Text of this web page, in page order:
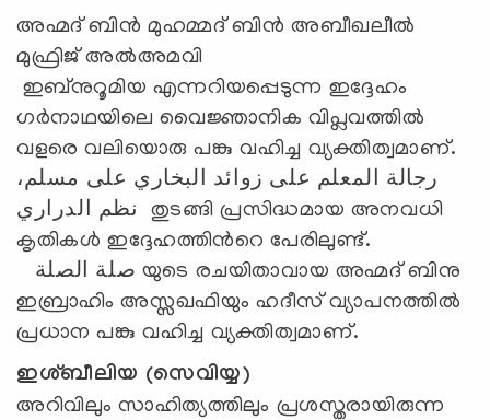
അഹ്മദ് ബിൻ മുഹമ്മദ് ബിൻ അബീഖലീൽ
മുഫ്രിജ് അൽഅമവി
ഇബ്നുറൂമിയ എന്നറിയപ്പെടുന്ന ഇദ്ദേഹം
ഗർനാഥയിലെ വൈജ്ഞാനിക വിപ്ലവത്തിൽ
വളരെ വലിയൊരു പങ്കു വഹിച്ച വ്യക്തിത്വമാണ്.
رجالة المعلم على زوائد البخاري على مسلم،
نظم الدراري തുടങ്ങി പ്രസിദ്ധമായ അനവധി
കൃതികൾ ഇദ്ദേഹത്തിൻറെ പേരിലുണ്ട്.
ഇബ്രാഹിം അസ്സഖഫിയും ഹദീസ് വ്യാപനത്തിൽ
പ്രധാന പങ്കു വഹിച്ച വ്യക്തിത്വമാണ്.
ഇശ്ബീലിയ (സെവിയ്യ)
അറിവിലും സാഹിത്യത്തിലും പ്രശസ്തരായിരുന്ന